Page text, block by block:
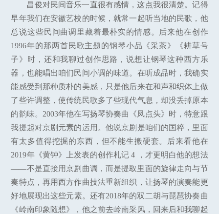
昌俊对民间音乐一直很有感情，这点我很清楚。记得
早年我们在安徽艺校的时候，就常一起听当地的民歌，他
总说这些民间曲调里藏着最朴实的情感。后来他在创作
1996年的那两首民歌主题的钢琴小品《采茶》《耕草号
子》时，还和我聊过创作思路，说想让钢琴这种西方乐
器，也能唱出咱们民间小调的味道。在听成品时，我确实
能感受到那种质朴的美感，只是他后来在和声和织体上做
了些许调整，使传统民歌多了些现代气息，却没丢掉原本
的韵味。2003年他在写扬琴协奏曲《凤点头》时，特意跟
我提起对京剧元素的运用。他说京剧是咱们的国粹，里面
有太多值得挖掘的东西，但不能生搬硬套。后来看他在
2019年《黄钟》上发表的创作札记 4 ，才更明白他的想法
——不是直接用京剧曲调，而是提取里面的旋律走向与节
奏特点，再用西方作曲技法重新组织，让扬琴的演奏能更
好地展现出这些元素。还有2018年的双二胡与琵琶协奏曲
《岭南印象随想》，他之前去岭南采风，回来后和我聊起